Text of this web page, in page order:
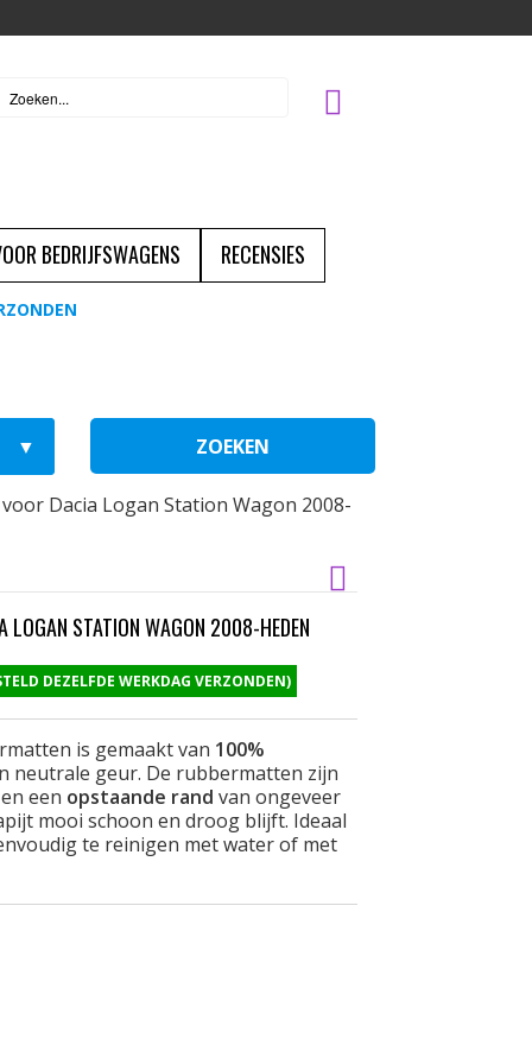
BEDRIJFSWAGENS RECENSIES
ZOEKEN
Dacia Logan Station Wagon 2008-
LOGAN STATION WAGON 2008-HEDEN
DEZELFDE WERKDAG VERZONDEN)
is gemaakt van 100%
neutrale geur. De rubbermatten zijn
en een opstaande rand van ongeveer
mooi schoon en droog blijft. Ideaal
te reinigen met water of met